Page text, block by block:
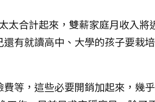
太合計起來，雙薪家庭月收入將
有就讀高中、大學的孩子要栽
費等，這些必要開銷加起來，幾